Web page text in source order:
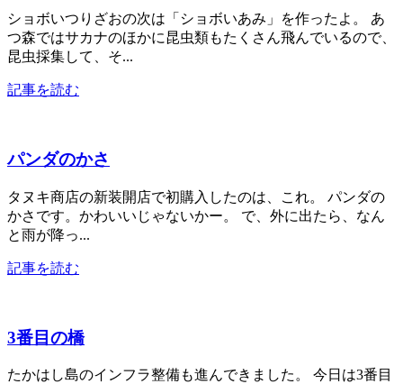
ショボいつりざおの次は「ショボいあみ」を作ったよ。 あ
つ森ではサカナのほかに昆虫類もたくさん飛んでいるので、
昆虫採集して、そ...
記事を読む
パンダのかさ
タヌキ商店の新装開店で初購入したのは、これ。 パンダの
かさです。かわいいじゃないかー。 で、外に出たら、なん
と雨が降っ...
記事を読む
3番目の橋
たかはし島のインフラ整備も進んできました。 今日は3番目